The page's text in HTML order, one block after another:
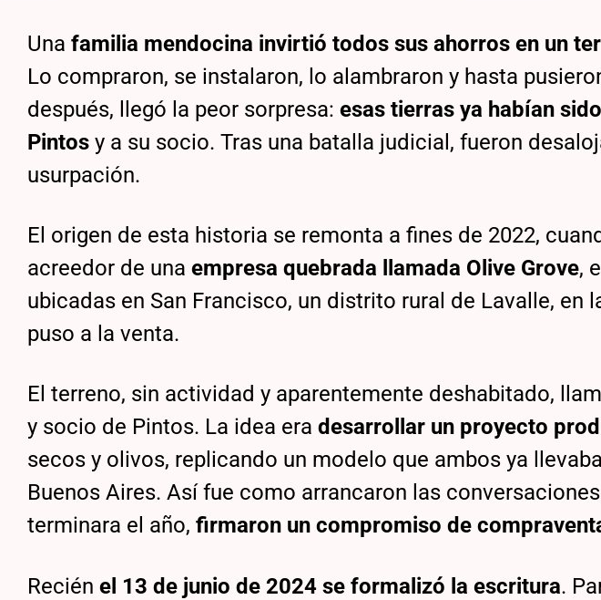
Unafamilia mendocina invirtió todos sus ahorros en un
Lo compraron, se instalaron, lo alambraron y hasta
después, llegó la peor sorpresa: esas tierras ya habían
Pintos y a su socio. Tras una batalla judicial, fueron
usurpación.
El origen de esta historia se remonta a fines de 2022,
acreedor de unaempresa quebrada llamada Olive Grove,
ubicadas en San Francisco, un distrito rural de Lavalle, en
puso a la venta.
El terreno, sin actividad y aparentemente deshabitado,
y socio de Pintos. La idea eradesarrollar un proyecto
secos y olivos, replicando un modelo que ambos ya
Buenos Aires. Así fue como arrancaron las
terminara el año,firmaron un compromiso de
Reciénel 13 de junio de 2024 se formalizó la escritura.